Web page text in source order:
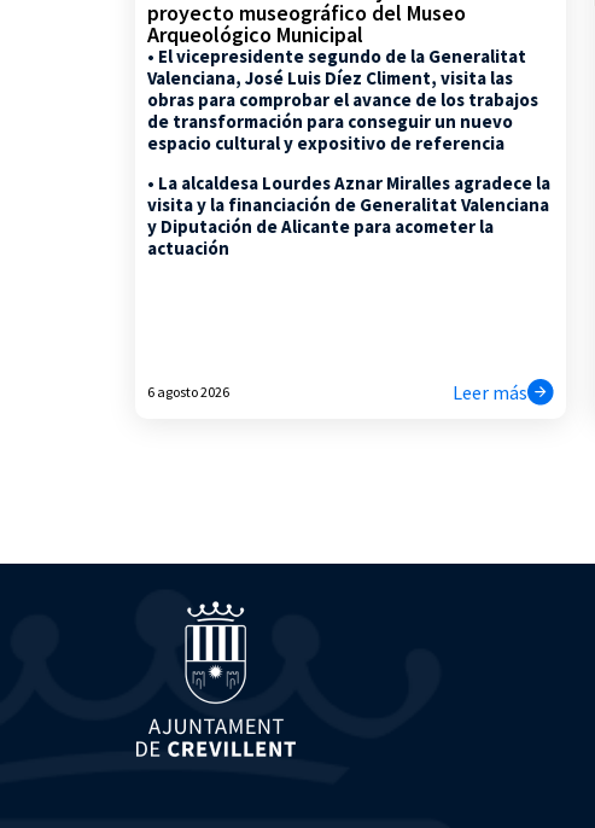
proyecto museográfico del Museo
Arqueológico Municipal
• El vicepresidente segundo de la Generalitat
Valenciana, José Luis Díez Climent, visita las
obras para comprobar el avance de los trabajos
de transformación para conseguir un nuevo
espacio cultural y expositivo de referencia
• La alcaldesa Lourdes Aznar Miralles agradece la
visita y la financiación de Generalitat Valenciana
y Diputación de Alicante para acometer la
actuación
6 agosto 2026 Leer más